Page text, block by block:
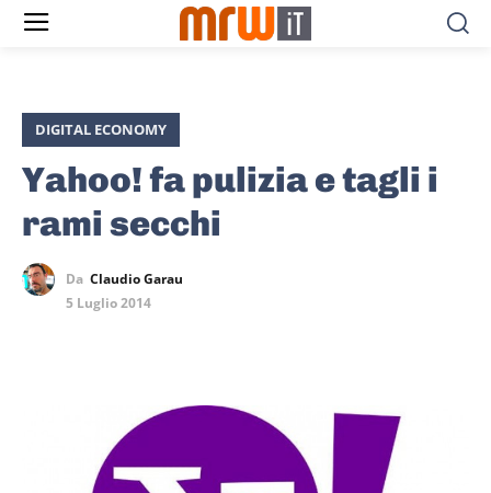
DIGITAL ECONOMY
Yahoo! fa pulizia e tagli i
rami secchi
Da Claudio Garau
5 Luglio 2014